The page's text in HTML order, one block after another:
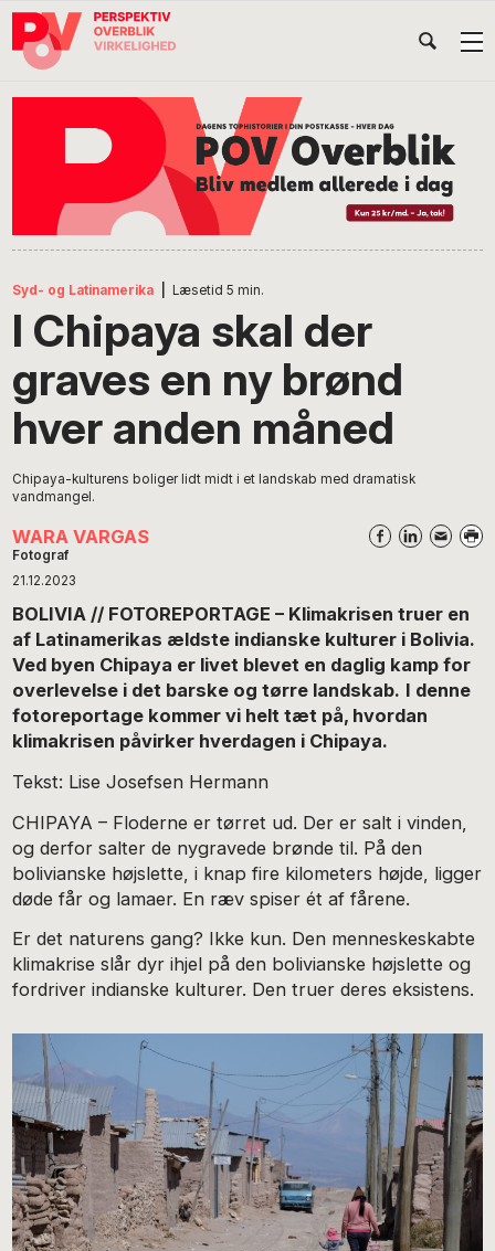
Gå
direkte
Skip
indhold
Gå
direkte
Syd- og Latinamerika Læsetid 5 min.
I Chipaya skal der
graves en ny brønd
hver anden måned
Chipaya-kulturens boliger lidt midt i et landskab med dramatisk
vandmangel.
WARA VARGAS
Fotograf
21.12.2023
BOLIVIA // FOTOREPORTAGE – Klimakrisen truer en
af Latinamerikas ældste indianske kulturer i Bolivia.
Ved byen Chipaya er livet blevet en daglig kamp for
overlevelse i det barske og tørre landskab. I denne
fotoreportage kommer vi helt tæt på, hvordan
klimakrisen påvirker hverdagen i Chipaya.
Tekst: Lise Josefsen Hermann
CHIPAYA – Floderne er tørret ud. Der er salt i vinden,
og derfor salter de nygravede brønde til. På den
bolivianske højslette, i knap fire kilometers højde, ligger
døde får og lamaer. En ræv spiser ét af fårene.
Er det naturens gang? Ikke kun. Den menneskeskabte
klimakrise slår dyr ihjel på den bolivianske højslette og
fordriver indianske kulturer. Den truer deres eksistens.